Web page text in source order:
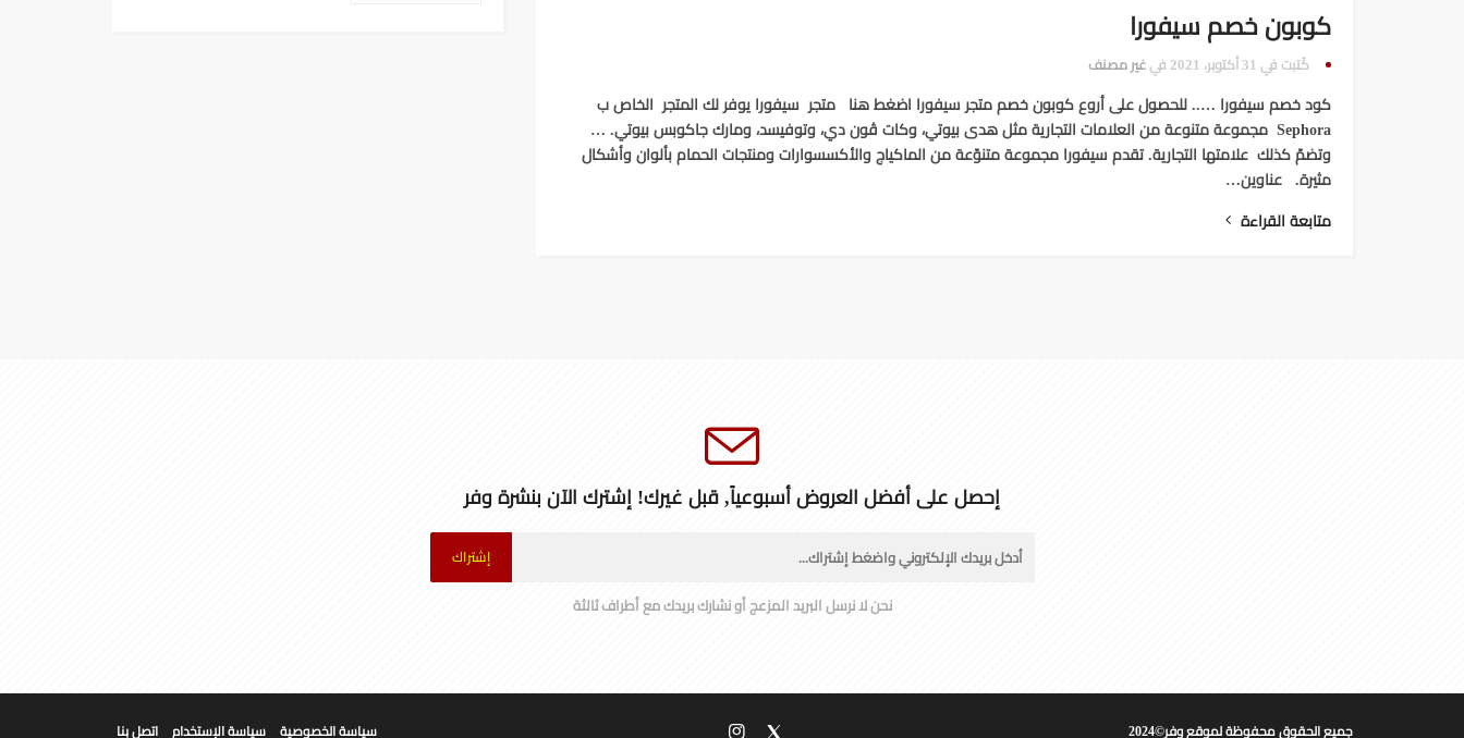
كوبون خصم سيفورا
كُتبت في 31 أكتوبر، 2021 في غير مصنف
كود خصم سيفورا ….. للحصول على أروع كوبون خصم متجر سيفورا اضغط هنا متجر سيفورا يوفر لك المتجر الخاص ب
Sephora مجموعة متنوعة من العلامات التجارية مثل هدى بيوتي، وكات ڤون دي، وتوفيسد، ومارك جاكوبس بيوتي. …
وتضمّ كذلك علامتها التجارية. تقدم سيفورا مجموعة متنوّعة من الماكياج والأكسسوارات ومنتجات الحمام بألوان وأشكال
مثيرة. عناوين…
متابعة القراءة
إحصل على أفضل العروض أسبوعياً, قبل غيرك! إشترك الآن بنشرة وفر
إشتراك
نحن لا نرسل البريد المزعج أو نشارك بريدك مع أطراف ثالثة
جميع الحقوق محفوظة لموقع وفر©2024 سياسة الخصوصية سياسة الإستخدام اتصل بنا